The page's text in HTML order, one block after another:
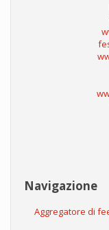
Navigazione
Aggregatore di